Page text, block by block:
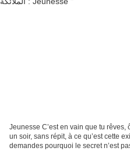
Jeunesse C’est en vain que tu
un soir, sans répit, à ce qu’est cette
demandes pourquoi le secret n’est